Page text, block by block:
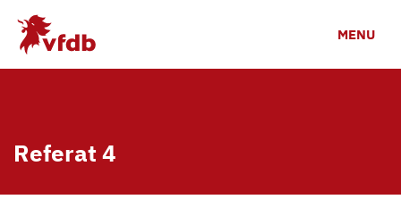
Zum Hauptinhalt
MENU
Referat 4